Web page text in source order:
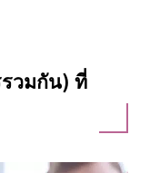
วมกัน) ที่